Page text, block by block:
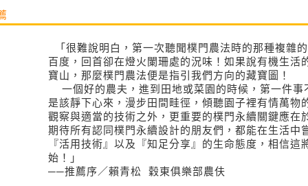
「很難說明白，第一次聽聞樸門農法時的那種複雜
百度，回首卻在燈火闌珊處的況味！如果說有機生活
寶山，那麼樸門農法便是指引我們方向的藏寶圖！
一個好的農夫，進到田地或菜園的時候，第一件事
是該靜下心來，漫步田間畦徑，傾聽園子裡有情萬物
觀察與適當的技術之外，更重要的樸門永續關鍵應在
期待所有認同樸門永續設計的朋友們，都能在生活中
『活用技術』以及『知足分享』的生命態度，相信這
始！」
──推薦序／賴青松 穀東俱樂部農伕